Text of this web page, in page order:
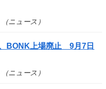
ニュース）
BONK上場廃止 9月7日
ニュース）